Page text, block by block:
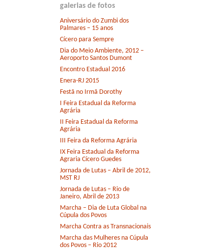
galerias de fotos
Aniversário do Zumbi dos
Palmares – 15 anos
Cícero para Sempre
Dia do Meio Ambiente, 2012 –
Aeroporto Santos Dumont
Encontro Estadual 2016
Enera-RJ 2015
Festã no Irmã Dorothy
I Feira Estadual da Reforma
Agrária
II Feira Estadual da Reforma
Agrária
III Feira da Reforma Agrária
IX Feira Estadual da Reforma
Agraria Cícero Guedes
Jornada de Lutas – Abril de 2012,
MST RJ
Jornada de Lutas – Rio de
Janeiro, Abril de 2013
Marcha – Dia de Luta Global na
Cúpula dos Povos
Marcha Contra as Transnacionais
Marcha das Mulheres na Cúpula
dos Povos – Rio 2012